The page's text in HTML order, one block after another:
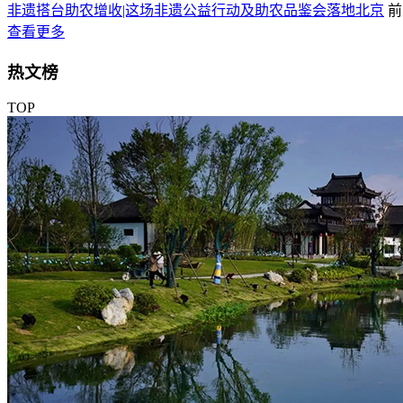
非遗搭台助农增收|这场非遗公益行动及助农品鉴会落地北京
查看更多
热文榜
TOP